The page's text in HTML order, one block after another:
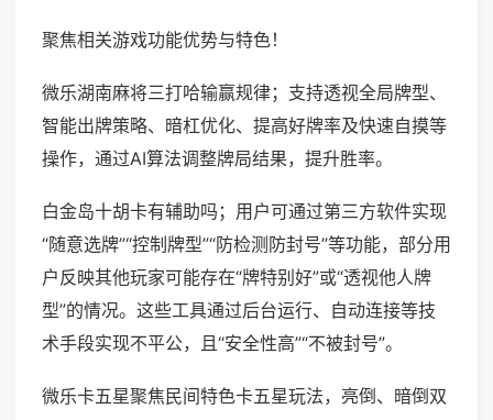
聚焦相关游戏功能优势与特色！
微乐湖南麻将三打哈输赢规律；支持透视全局牌型、
智能出牌策略、暗杠优化、提高好牌率及快速自摸等
操作，通过AI算法调整牌局结果，提升胜率。
白金岛十胡卡有辅助吗；用户可通过第三方软件实现
“随意选牌”“控制牌型”“防检测防封号”等功能，部分用
户反映其他玩家可能存在“牌特别好”或“透视他人牌
型”的情况。这些工具通过后台运行、自动连接等技
术手段实现不平公，且“安全性高”“不被封号”。
微乐卡五星聚焦民间特色卡五星玩法，亮倒、暗倒双